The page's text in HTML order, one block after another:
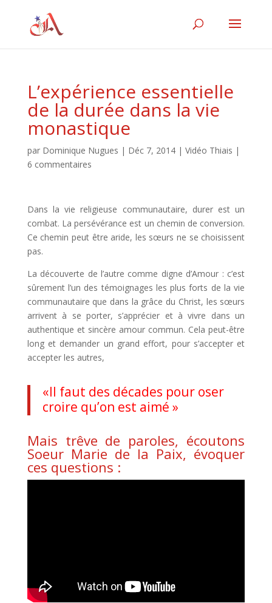
L’expérience essentielle
de la durée dans la vie
monastique
par Dominique Nugues | Déc 7, 2014| Vidéo Thiais |
6 commentaires
Dans la vie religieuse communautaire, durer est un
combat. La persévérance est un chemin de conversion.
Ce chemin peut être aride, les sœurs ne se choisissent
pas.
La découverte de l’autre comme digne d’Amour : c’est
sûrement l’un des témoignages les plus forts de la vie
communautaire que dans la grâce du Christ, les sœurs
arrivent à se porter, s’apprécier et à vivre dans un
authentique et sincère amour commun. Cela peut-être
long et demander un grand effort, pour s’accepter et
accepter les autres,
«Il faut des décades pour oser
croire qu’on est aimé »
Mais trêve de paroles, écoutons
Soeur Marie de la Paix, évoquer
ces questions :